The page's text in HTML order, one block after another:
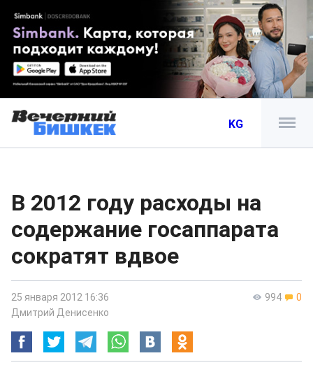
KG
В 2012 году расходы на
содержание госаппарата
сократят вдвое
994 0
25 января 2012 16:36
Дмитрий Денисенко